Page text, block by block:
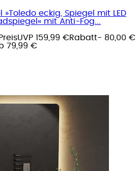
»Toledo eckig, Spiegel mit LED
mit Anti-Fog...
UVP 159,99 €Rabatt- 80,00 €
79,99 €